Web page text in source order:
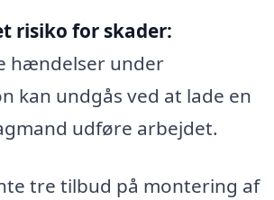
risiko for skader:
hændelser under
kan undgås ved at lade en
udføre arbejdet.
tre tilbud på montering af